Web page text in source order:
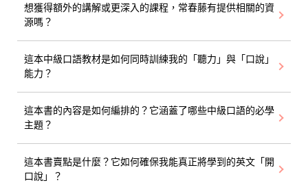
想獲得額外的講解或更深入的課程，常春藤有提供相關的資
源嗎？
這本中級口語教材是如何同時訓練我的「聽力」與「口說」
能力？
這本書的內容是如何編排的？它涵蓋了哪些中級口語的必學
主題？
這本書賣點是什麼？它如何確保我能真正將學到的英文「開
口說」？